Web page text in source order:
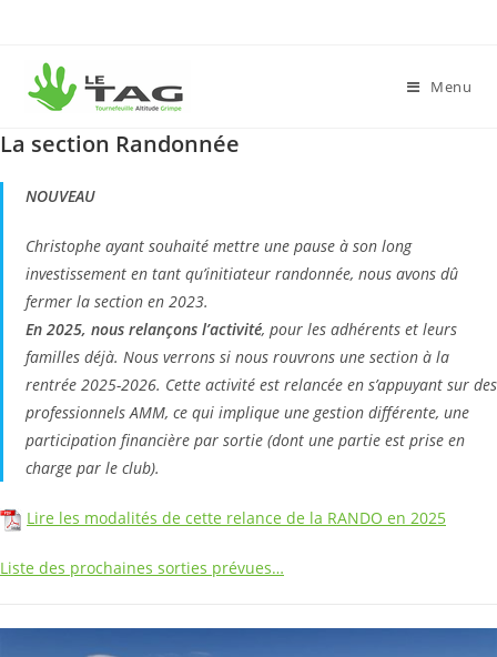
Menu
La section Randonnée
NOUVEAU
Christophe ayant souhaité mettre une pause à son long
investissement en tant qu’initiateur randonnée, nous avons dû
fermer la section en 2023.
En 2025, nous relançons l’activité, pour les adhérents et leurs
familles déjà. Nous verrons si nous rouvrons une section à la
rentrée 2025-2026. Cette activité est relancée en s’appuyant sur des
professionnels AMM, ce qui implique une gestion différente, une
participation financière par sortie (dont une partie est prise en
charge par le club).
Lire les modalités de cette relance de la RANDO en 2025
Liste des prochaines sorties prévues…